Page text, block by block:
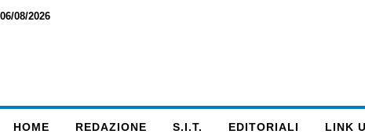
06/08/2026
HOME REDAZIONE S.I.T. EDITORIALI LINK